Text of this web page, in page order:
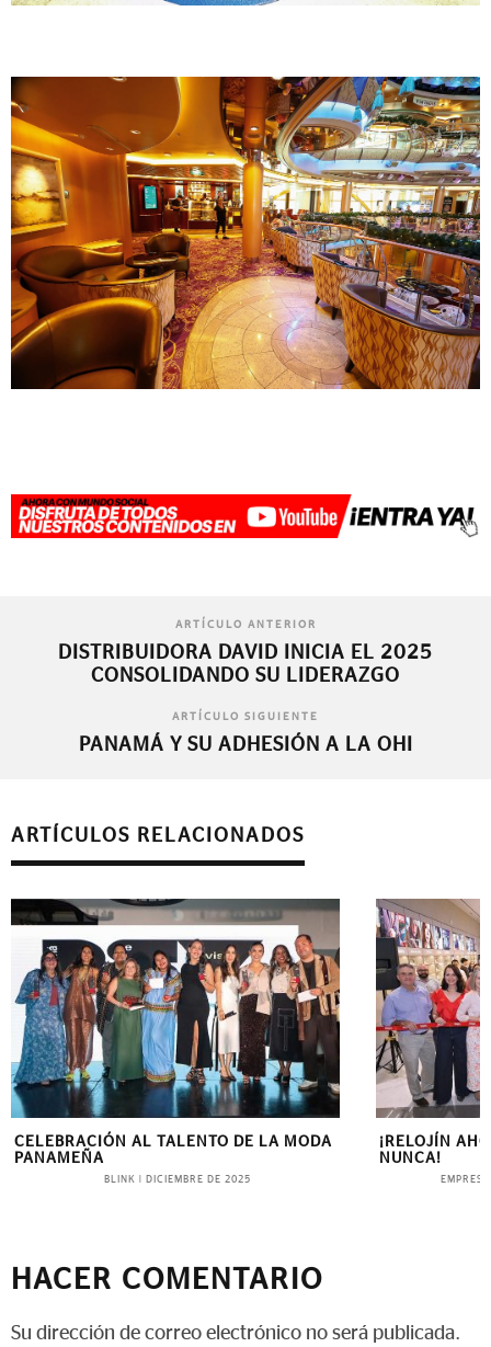
ARTÍCULO ANTERIOR
DISTRIBUIDORA DAVID INICIA EL 2025
CONSOLIDANDO SU LIDERAZGO
ARTÍCULO SIGUIENTE
PANAMÁ Y SU ADHESIÓN A LA OHI
ARTÍCULOS RELACIONADOS
CELEBRACIÓN AL TALENTO DE LA MODA
PANAMEÑA
BLINK DICIEMBRE DE 2025
¡RELOJÍN
NUNCA!
HACER COMENTARIO
Su dirección de correo electrónico no será publicada.